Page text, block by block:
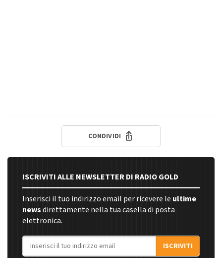
CONDIVIDI
ISCRIVITI ALLE NEWSLETTER DI RADIO GOLD
Inserisci il tuo indirizzo email per ricevere le ultime
newsdirettamente nella tua casella di posta
elettronica.
Indirizzo email
ISCRIVITI